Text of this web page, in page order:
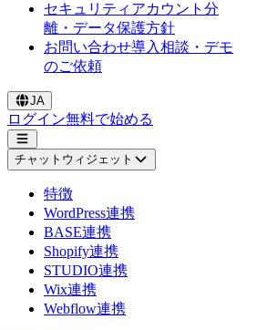
セキュリティ アカウント分
離・データ保護方針
お問い合わせ導入相談・デモ
のご依頼
JA
ログイン無料で始める
チャットウィジェット
特徴
WordPress連携
BASE連携
Shopify連携
STUDIO連携
Wix連携
Webflow連携